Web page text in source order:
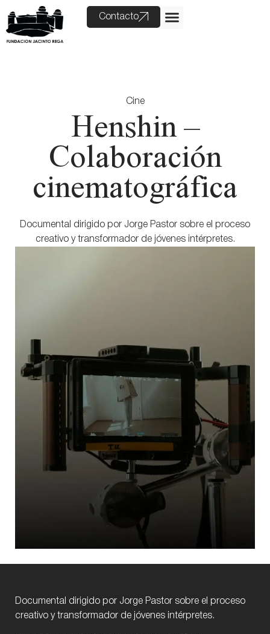
Contacto
Cine
Henshin –
Colaboración
cinematográfica
Documental dirigido por Jorge Pastor sobre el proceso
creativo y transformador de jóvenes intérpretes.
Documental dirigido por Jorge Pastor sobre el proceso
creativo y transformador de jóvenes intérpretes.